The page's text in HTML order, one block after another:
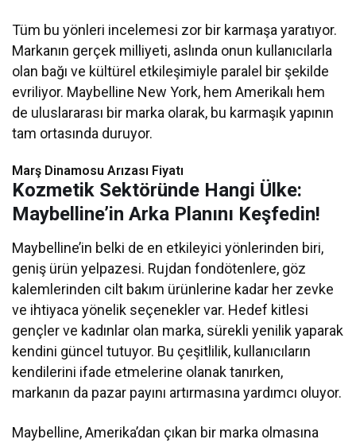
Tüm bu yönleri incelemesi zor bir karmaşa yaratıyor.
Markanın gerçek milliyeti, aslında onun kullanıcılarla
olan bağı ve kültürel etkileşimiyle paralel bir şekilde
evriliyor. Maybelline New York, hem Amerikalı hem
de uluslararası bir marka olarak, bu karmaşık yapının
tam ortasında duruyor.
Marş Dinamosu Arızası Fiyatı
Kozmetik Sektöründe Hangi Ülke:
Maybelline’in Arka Planını Keşfedin!
Maybelline’in belki de en etkileyici yönlerinden biri,
geniş ürün yelpazesi. Rujdan fondötenlere, göz
kalemlerinden cilt bakım ürünlerine kadar her zevke
ve ihtiyaca yönelik seçenekler var. Hedef kitlesi
gençler ve kadınlar olan marka, sürekli yenilik yaparak
kendini güncel tutuyor. Bu çeşitlilik, kullanıcıların
kendilerini ifade etmelerine olanak tanırken,
markanın da pazar payını artırmasına yardımcı oluyor.
Maybelline, Amerika’dan çıkan bir marka olmasına